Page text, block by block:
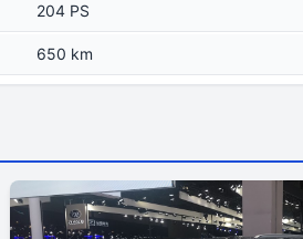
204 PS
650 km